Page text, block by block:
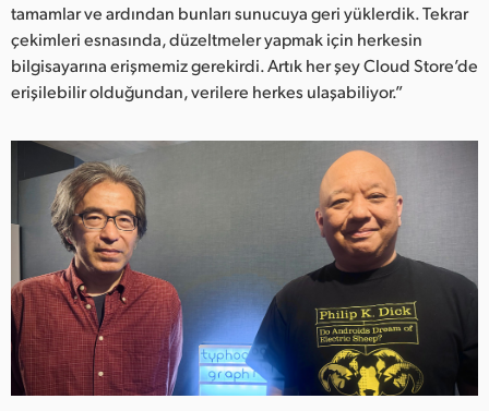
tamamlar ve ardından bunları sunucuya geri yüklerdik. Tekrar
çekimleri esnasında, düzeltmeler yapmak için herkesin
bilgisayarına erişmemiz gerekirdi. Artık her şey Cloud Store’de
erişilebilir olduğundan, verilere herkes ulaşabiliyor.”